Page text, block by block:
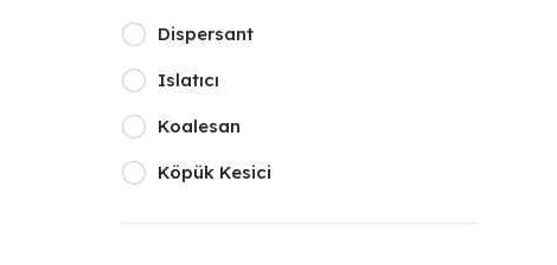
Dispersant
Islatıcı
Koalesan
Köpük Kesici